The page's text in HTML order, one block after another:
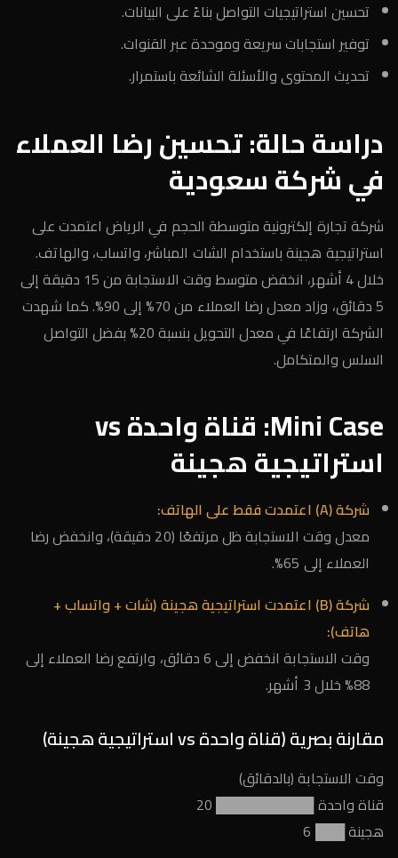
تحسين استراتيجيات التواصل بناءً على البيانات.
توفير استجابات سريعة وموحدة عبر القنوات.
تحديث المحتوى والأسئلة الشائعة باستمرار.
دراسة حالة: تحسين رضا العملاء
في شركة سعودية
شركة تجارة إلكترونية متوسطة الحجم في الرياض اعتمدت على
استراتيجية هجينة باستخدام الشات المباشر، واتساب، والهاتف.
خلال 4 أشهر، انخفض متوسط وقت الاستجابة من 15 دقيقة إلى
5 دقائق، وزاد معدل رضا العملاء من 70% إلى 90%. كما شهدت
الشركة ارتفاعًا في معدل التحويل بنسبة 20% بفضل التواصل
السلس والمتكامل.
Mini Case: قناة واحدة vs
استراتيجية هجينة
شركة (A) اعتمدت فقط على الهاتف:
معدل وقت الاستجابة ظل مرتفعًا (20 دقيقة)، وانخفض رضا
العملاء إلى 65%.
شركة (B) اعتمدت استراتيجية هجينة (شات + واتساب +
هاتف):
وقت الاستجابة انخفض إلى 6 دقائق، وارتفع رضا العملاء إلى
88% خلال 3 أشهر.
مقارنة بصرية (قناة واحدة vs استراتيجية هجينة)
وقت الاستجابة (بالدقائق)
قناة واحدة ██████████ 20
هجينة ███ 6